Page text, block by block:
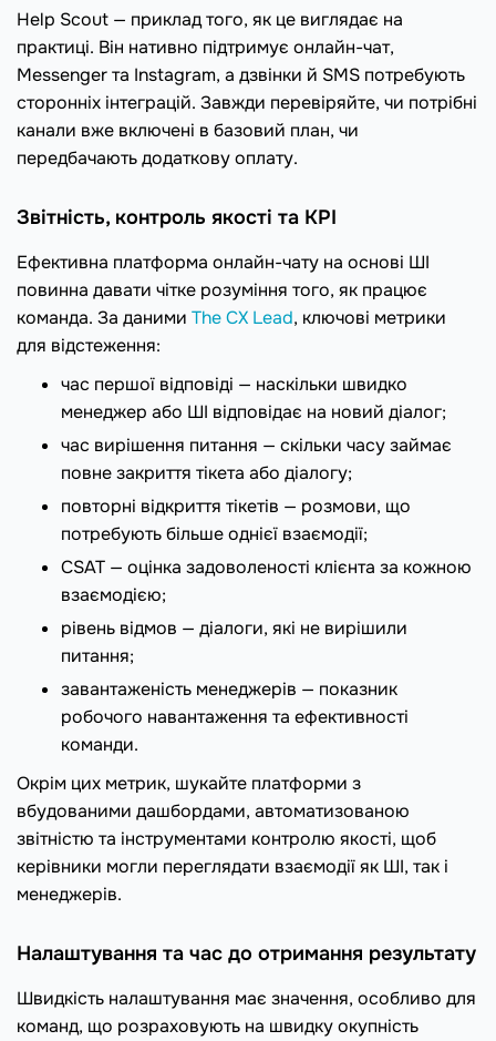
Help Scout — приклад того, як це виглядає на
практиці. Він нативно підтримує онлайн-чат,
Messenger та Instagram, а дзвінки й SMS потребують
сторонніх інтеграцій. Завжди перевіряйте, чи потрібні
канали вже включені в базовий план, чи
передбачають додаткову оплату.
Звітність, контроль якості та KPI
Ефективна платформа онлайн-чату на основі ШІ
повинна давати чітке розуміння того, як працює
команда. За даними The CX Lead, ключові метрики
для відстеження:
час першої відповіді — наскільки швидко
менеджер або ШІ відповідає на новий діалог;
час вирішення питання — скільки часу займає
повне закриття тікета або діалогу;
повторні відкриття тікетів — розмови, що
потребують більше однієї взаємодії;
CSAT — оцінка задоволеності клієнта за кожною
взаємодією;
рівень відмов — діалоги, які не вирішили
питання;
завантаженість менеджерів — показник
робочого навантаження та ефективності
команди.
Окрім цих метрик, шукайте платформи з
вбудованими дашбордами, автоматизованою
звітністю та інструментами контролю якості, щоб
керівники могли переглядати взаємодії як ШІ, так і
менеджерів.
Налаштування та час до отримання результату
Швидкість налаштування має значення, особливо для
команд, що розраховують на швидку окупність